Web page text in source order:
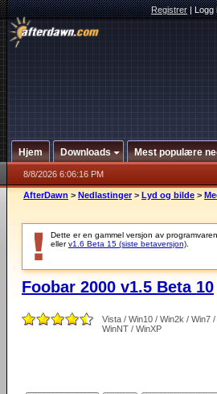
Registrer|Logg
Hjem Downloads Mest populære
8/8/2026 6:06:16 PM
AfterDawn > Nedlastinger > Lyd og bilde >
Dette er en gammel versjon av
ellerv1.6 Beta 15 (siste betaversjon)
Foobar 2000 v1.5 Beta 10
Vista / Win10 / Win2k / Win7 /
WinNT / WinXP